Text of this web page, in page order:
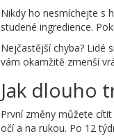
Nikdy ho nesmíchejte s
studené ingredience.
Nejčastější chyba? Lidé
vám okamžitě zmenší
Jak dlouho
První změny můžete
očí a na rukou. Po 12